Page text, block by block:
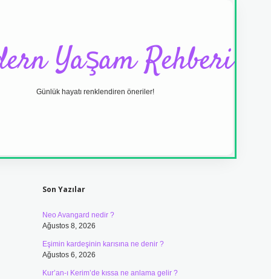
Yaşam Rehberi
Günlük hayatı renklendiren öneriler!
Son Yazılar
Neo Avangard nedir ?
Ağustos 8, 2026
Eşimin kardeşinin karısına ne denir ?
Ağustos 6, 2026
Kur’an-ı Kerim’de kıssa ne anlama gelir ?